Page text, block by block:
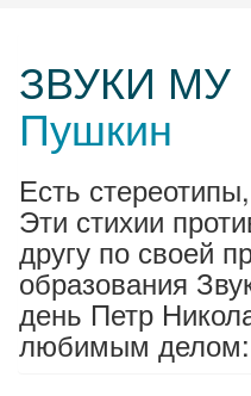
ЗВУКИ МУ
Пушкин
Есть
Эти стихии
другу по своей
образования
день Петр
любимым делом: